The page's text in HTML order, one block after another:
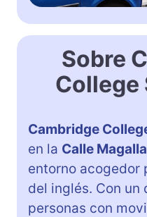
Sobre
College
Cambridge
en la Calle
entorno acogedor
del inglés. Con un
personas con